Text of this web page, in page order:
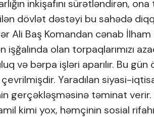
inkişafını sürətləndirən,
dövlət dəstəyi bu sahədə
Ali Baş Komandan cənab
işğalında olan torpaqlarımızı
və bərpa işləri aparılır. Bu
Yaradılan siyasi-
gerçəkləşməsinə təminat
kimi yox, həmçinin sosial